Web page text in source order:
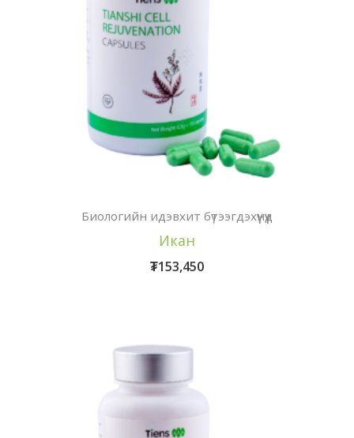
Биологийн идэвхит бүтээгдэхүүнүүд
Икан
₮153,450